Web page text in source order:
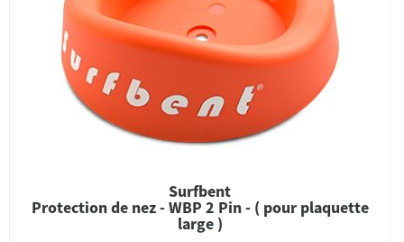
Surfbent
Protection de nez - WBP 2 Pin - ( pour plaquette
large )